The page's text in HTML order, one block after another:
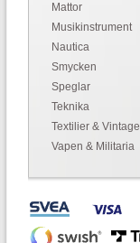
Mattor
Musikinstrument
Nautica
Smycken
Speglar
Teknika
Textilier & Vintage
Vapen & Militaria